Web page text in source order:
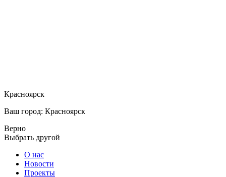
Красноярск
Ваш город: Красноярск
Верно
Выбрать другой
О нас
Новости
Проекты